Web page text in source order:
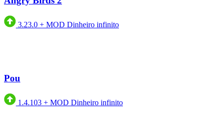
3.23.0 + MOD Dinheiro infinito
Pou
1.4.103 + MOD Dinheiro infinito